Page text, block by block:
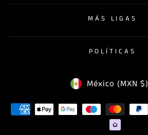
MÁS LIGAS
POLÍTICAS
MONEDA
México (MXN $)